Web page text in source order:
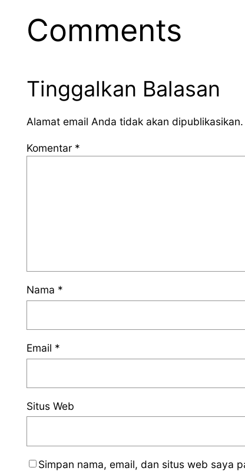
Comments
Tinggalkan Balasan
Alamat email Anda tidak akan dipublikasikan.
Komentar *
Nama *
Email *
Situs Web
Simpan nama, email, dan situs web saya